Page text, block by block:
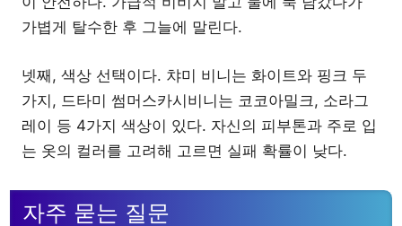
가볍게 탈수한 후 그늘에 말린다.
넷째, 색상 선택이다. 챠미 비니는 화이트와 핑크 두
가지, 드타미 썸머스카시비니는 코코아밀크, 소라그
레이 등 4가지 색상이 있다. 자신의 피부톤과 주로 입
는 옷의 컬러를 고려해 고르면 실패 확률이 낮다.
자주 묻는 질문